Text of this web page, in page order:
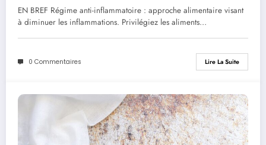
EN BREF Régime anti-inflammatoire : approche alimentaire visant
à diminuer les inflammations. Privilégiez les aliments…
0 Commentaires Lire La Suite